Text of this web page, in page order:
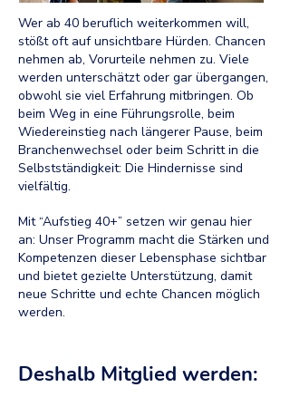
Wer ab 40 beruflich weiterkommen will,
stößt oft auf unsichtbare Hürden. Chancen
nehmen ab, Vorurteile nehmen zu. Viele
werden unterschätzt oder gar übergangen,
obwohl sie viel Erfahrung mitbringen. Ob
beim Weg in eine Führungsrolle, beim
Wiedereinstieg nach längerer Pause, beim
Branchenwechsel oder beim Schritt in die
Selbstständigkeit: Die Hindernisse sind
vielfältig.
Mit “Aufstieg 40+” setzen wir genau hier
an: Unser Programm macht die Stärken und
Kompetenzen dieser Lebensphase sichtbar
und bietet gezielte Unterstützung, damit
neue Schritte und echte Chancen möglich
werden.
Deshalb Mitglied werden: